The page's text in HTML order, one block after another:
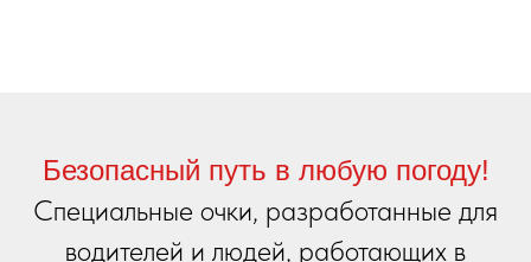
Безопасный путь в любую погоду!
Специальные очки, разработанные для
водителей и людей, работающих в